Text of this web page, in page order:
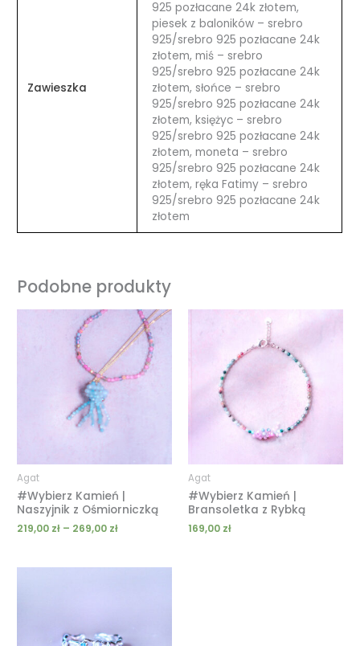
Zawieszka
925 pozłacane 24k złotem,
piesek z baloników – srebro
925/srebro 925 pozłacane 24k
złotem, miś – srebro
925/srebro 925 pozłacane 24k
złotem, słońce – srebro
925/srebro 925 pozłacane 24k
złotem, księżyc – srebro
925/srebro 925 pozłacane 24k
złotem, moneta – srebro
925/srebro 925 pozłacane 24k
złotem, ręka Fatimy – srebro
925/srebro 925 pozłacane 24k
złotem
Podobne produkty
Agat
#Wybierz Kamień |
Naszyjnik z Ośmiorniczką
219,00 zł – 269,00 zł
Zakres
cen:
od
219,00 zł
269,00 zł
Agat
#Wybierz Kamień |
Bransoletka z Rybką
169,00 zł